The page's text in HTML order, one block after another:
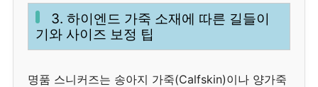
3. 하이엔드 가죽 소재에 따른 길들이
기와 사이즈 보정 팁
명품 스니커즈는 송아지 가죽(Calfskin)이나 양가죽